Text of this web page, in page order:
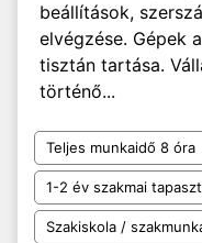
beállítások,
elvégzése. Gépek
tisztán tartása.
történő...
Teljes munkaidő 8 óra
1-2 év szakmai
Szakiskola /